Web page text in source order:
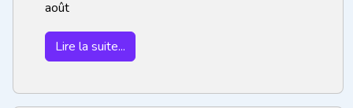
août
Lire la suite...